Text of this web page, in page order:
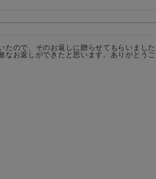
たので、そのお返しに贈らせてもらいまし
お返しができたと思います。ありがとうご